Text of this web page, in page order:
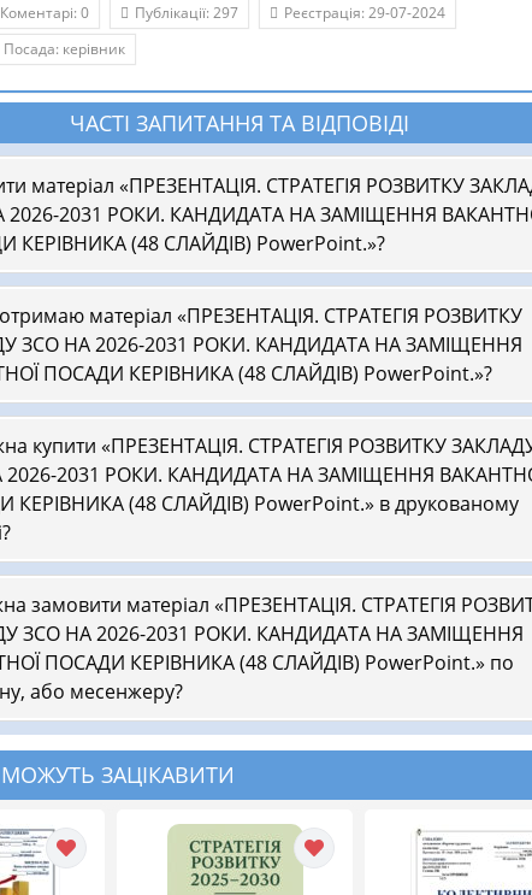
Коментарі: 0 Публікації: 297
Реєстрація: 29-07-2024
Посада: керівник
ЧАСТІ ЗАПИТАННЯ ТА ВІДПОВІДІ
матеріал «ПРЕЗЕНТАЦІЯ. СТРАТЕГІЯ РОЗВИТКУ
2026-2031 РОКИ. КАНДИДАТА НА ЗАМІЩЕННЯ
КЕРІВНИКА (48 СЛАЙДІВ) PowerPoint.»?
матеріал «ПРЕЗЕНТАЦІЯ. СТРАТЕГІЯ РОЗВИТКУ
ЗСО НА 2026-2031 РОКИ. КАНДИДАТА НА ЗАМІЩЕННЯ
ПОСАДИ КЕРІВНИКА (48 СЛАЙДІВ) PowerPoint.»?
купити «ПРЕЗЕНТАЦІЯ. СТРАТЕГІЯ РОЗВИТКУ
2026-2031 РОКИ. КАНДИДАТА НА ЗАМІЩЕННЯ
КЕРІВНИКА (48 СЛАЙДІВ) PowerPoint.» в друкованому
замовити матеріал «ПРЕЗЕНТАЦІЯ. СТРАТЕГІЯ
ЗСО НА 2026-2031 РОКИ. КАНДИДАТА НА ЗАМІЩЕННЯ
ПОСАДИ КЕРІВНИКА (48 СЛАЙДІВ) PowerPoint.» по
або месенжеру?
ЗАЦІКАВИТИ